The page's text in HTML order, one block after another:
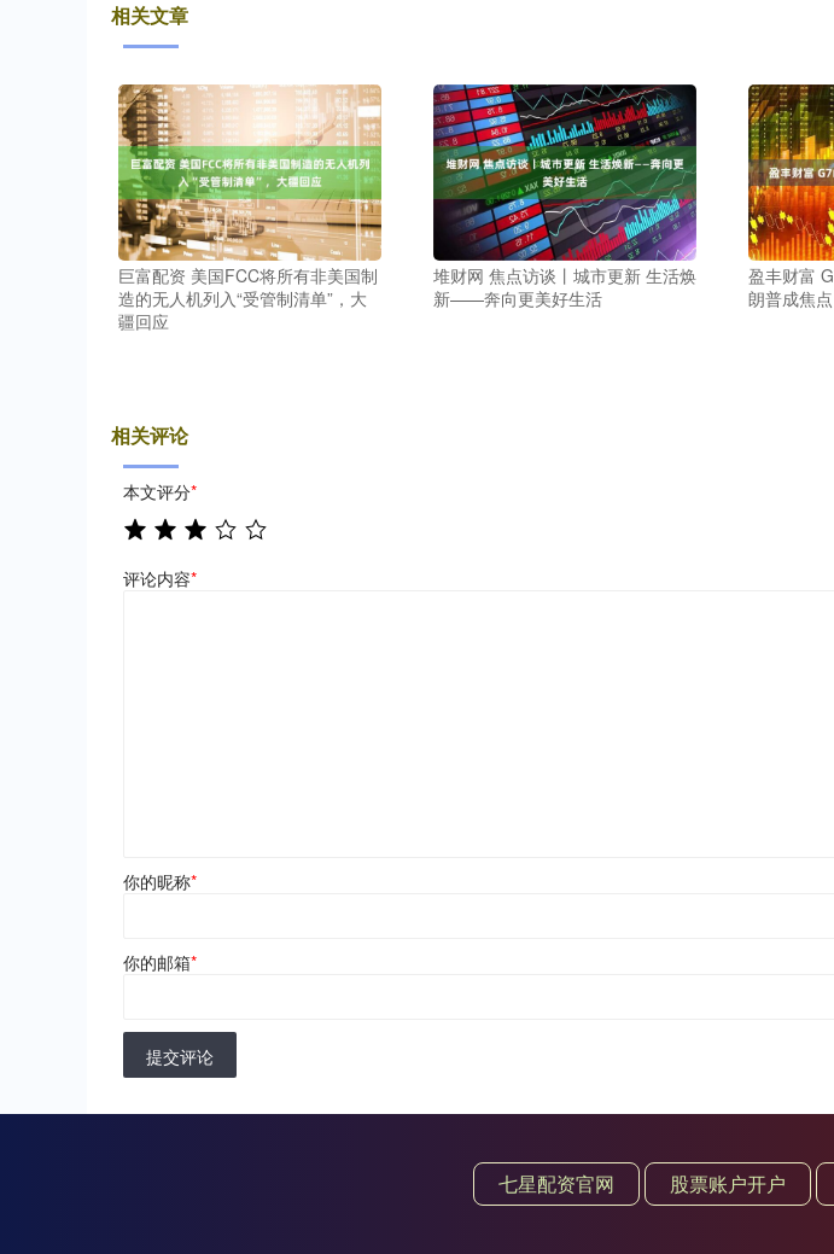
相关文章
巨富配资 美国FCC将所有非美国制
造的无人机列入“受管制清单”，大
疆回应
堆财网 焦点访谈丨城市更新 生活焕
新——奔向更美好生活
盈丰财富
朗普成焦点
相关评论
本文评分*
评论内容*
你的昵称*
你的邮箱*
提交评论
七星配资官网 股票账户开户